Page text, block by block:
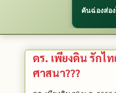
คันฉ่องส่อ
ดร. เพียงดิน รักไ
ศาสนา???